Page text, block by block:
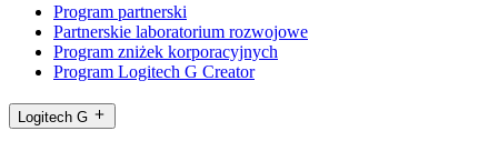
Program partnerski
Partnerskie laboratorium rozwojowe
Program zniżek korporacyjnych
Program Logitech G Creator
Logitech G